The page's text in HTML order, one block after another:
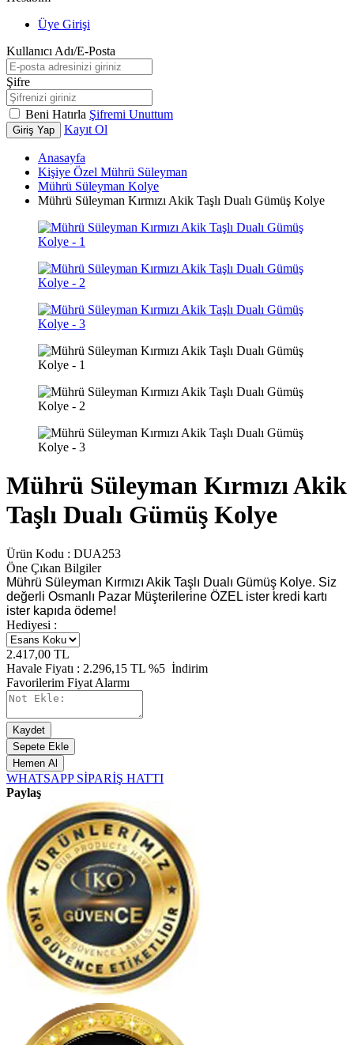
Üye Girişi
Kullanıcı Adı/E-Posta
Şifre
Beni Hatırla Şifremi Unuttum
Giriş Yap Kayıt Ol
Anasayfa
Kişiye Özel Mührü Süleyman
Mührü Süleyman Kolye
Mührü Süleyman Kırmızı Akik Taşlı Dualı Gümüş Kolye
Mührü Süleyman Kırmızı Akik
Taşlı Dualı Gümüş Kolye
Ürün Kodu : DUA253
Öne Çıkan Bilgiler
Mührü Süleyman Kırmızı Akik Taşlı Dualı Gümüş Kolye. Siz
değerli Osmanlı Pazar Müşterilerine ÖZEL ister kredi kartı
ister kapıda ödeme!
Hediyesi :
2.417,00 TL
Havale Fiyatı : 2.296,15 TL %5 İndirim
Favorilerim Fiyat Alarmı
Kaydet
Sepete Ekle
Hemen Al
WHATSAPP SİPARİŞ HATTI
Paylaş